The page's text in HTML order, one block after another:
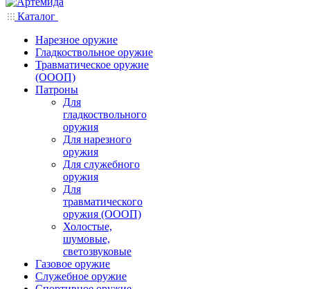
Каталог
Нарезное оружие
Гладкоствольное оружие
Травматическое оружие
(ОООП)
Патроны
Для
гладкоствольного
оружия
Для нарезного
оружия
Для служебного
оружия
Для
травматического
оружия (ОООП)
Холостые,
шумовые,
светозвуковые
Газовое оружие
Служебное оружие